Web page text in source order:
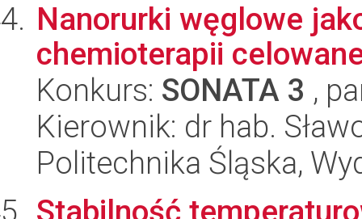
Nanorurki węglowe
chemioterapii
Konkurs: SONATA 3 ,
Kierownik: dr hab.
Politechnika Śląska,
Stabilność